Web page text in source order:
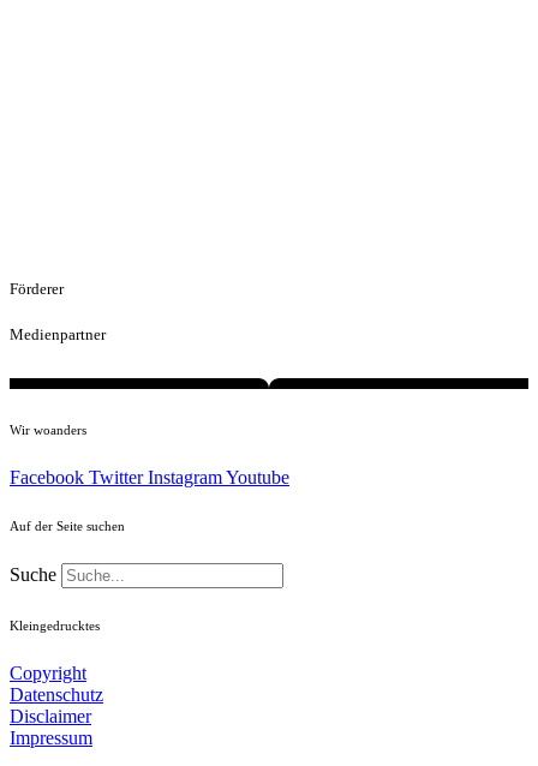
Förderer
Medienpartner
Wir woanders
Facebook Twitter InstagramYoutube
Auf der Seite suchen
Suche
Kleingedrucktes
Copyright
Datenschutz
Disclaimer
Impressum